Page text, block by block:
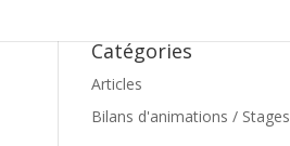
Catégories
Articles
Bilans d'animations / Stages